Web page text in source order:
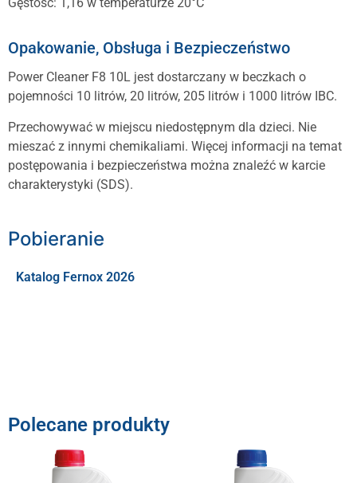
Opakowanie, Obsługa i Bezpieczeństwo
Power Cleaner F8 10L jest dostarczany w beczkach o
pojemności 10 litrów, 20 litrów, 205 litrów i 1000 litrów IBC.
Przechowywać w miejscu niedostępnym dla dzieci. Nie
mieszać z innymi chemikaliami. Więcej informacji na temat
postępowania i bezpieczeństwa można znaleźć w karcie
charakterystyki (SDS).
Pobieranie
Katalog Fernox 2026
Polecane produkty